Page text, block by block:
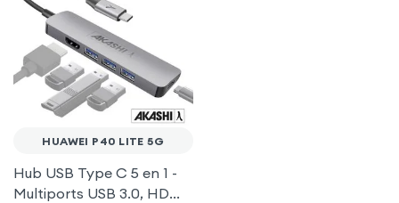
HUAWEI P40 LITE 5G
Hub USB Type C 5 en 1 -
Multiports USB 3.0, HDMI